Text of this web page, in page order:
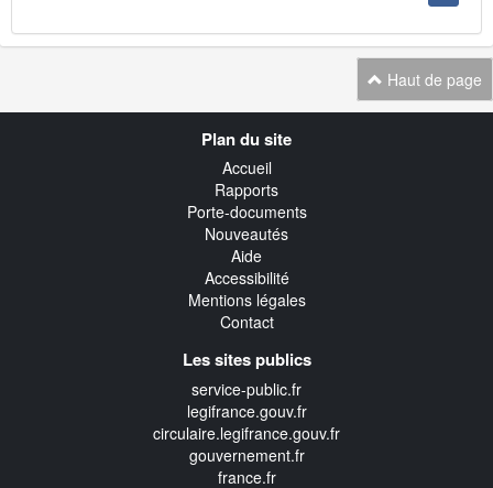
Haut de page
Plan du site
Accueil
Rapports
Porte-documents
Nouveautés
Aide
Accessibilité
Mentions légales
Contact
Les sites publics
service-public.fr
legifrance.gouv.fr
circulaire.legifrance.gouv.fr
gouvernement.fr
france.fr